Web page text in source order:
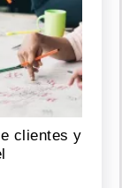
clientes y